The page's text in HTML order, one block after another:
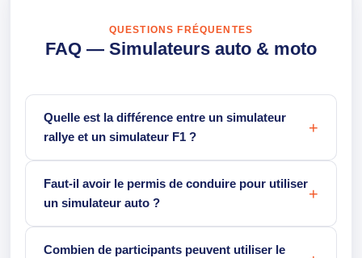
QUESTIONS FRÉQUENTES
FAQ — Simulateurs auto & moto
Quelle est la différence entre un simulateur
rallye et un simulateur F1 ?
Faut-il avoir le permis de conduire pour utiliser
un simulateur auto ?
Combien de participants peuvent utiliser le